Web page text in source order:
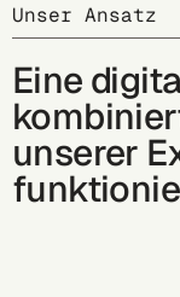
Unser Ansatz
Eine
unserer